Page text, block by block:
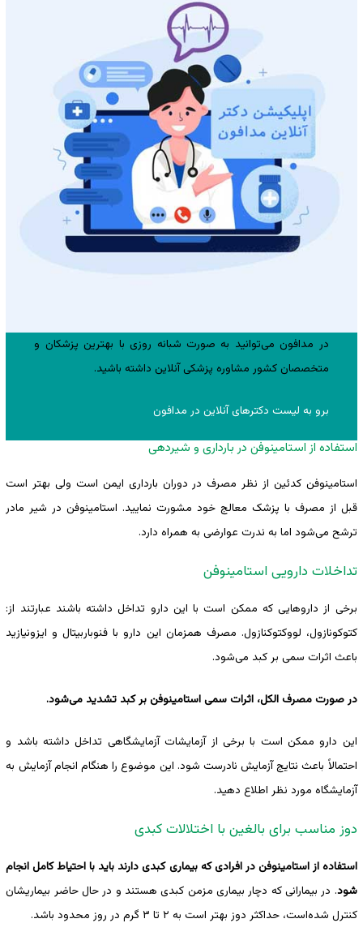
در مدافون می‌توانید به صورت شبانه روزی با بهترین پزشکان و
متخصصان کشور مشاوره پزشکی آنلاین داشته باشید.
برو به لیست دکترهای آنلاین در مدافون
استفاده از استامینوفن در بارداری و شیردهی
استامینوفن کدئین از نظر مصرف در دوران بارداری ایمن است ولی بهتر است
قبل از مصرف با پزشک معالج خود مشورت نمایید. استامینوفن در شیر مادر
ترشح می‌شود اما به ندرت عوارضی به همراه دارد.
تداخلات دارویی استامینوفن
برخی از داروهایی که ممکن است با این دارو تداخل داشته باشند عبارتند از:
کتوکونازول، لووکتوکنازول. مصرف همزمان این دارو با فنوباربیتال و ایزونیازید
باعث اثرات سمی بر کبد می‌شود.
در صورت مصرف الکل، اثرات سمی استامینوفن بر کبد تشدید می‌شود.
این دارو ممکن است با برخی از آزمایشات آزمایشگاهی تداخل داشته باشد و
احتمالاً باعث نتایج آزمایش نادرست شود. این موضوع را هنگام انجام آزمایش به
آزمایشگاه مورد نظر اطلاع دهید.
دوز مناسب برای بالغین با اختلالات کبدی
استفاده از استامینوفن در افرادی که بیماری کبدی دارند باید با احتیاط کامل انجام
شود. در بیمارانی که دچار بیماری مزمن کبدی هستند و در حال حاضر بیماریشان
کنترل ‌شده‌است،‌ حداکثر دوز بهتر است به ۲ تا ۳ گرم در روز محدود باشد.